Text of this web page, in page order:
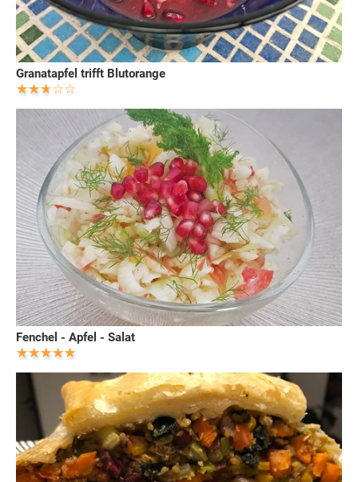
Granatapfel trifft Blutorange
Fenchel - Apfel - Salat